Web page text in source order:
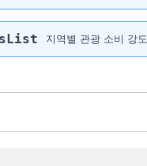
지역별 관광 소비 강